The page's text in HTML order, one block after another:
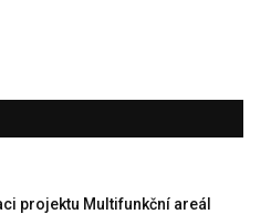
projektu Multifunkční areál